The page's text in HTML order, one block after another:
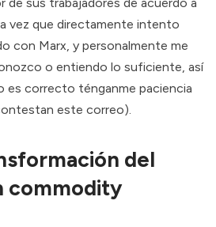
vez que directamente intento
con Marx, y personalmente me
o entiendo lo suficiente, así
es correcto ténganme paciencia
este correo).
del
commodity